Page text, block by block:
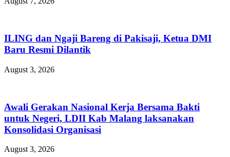
ILING dan Ngaji Bareng di Pakisaji, Ketua DMI
Baru Resmi Dilantik
August 3, 2026
Awali Gerakan Nasional Kerja Bersama Bakti
untuk Negeri, LDII Kab Malang laksanakan
Konsolidasi Organisasi
August 3, 2026